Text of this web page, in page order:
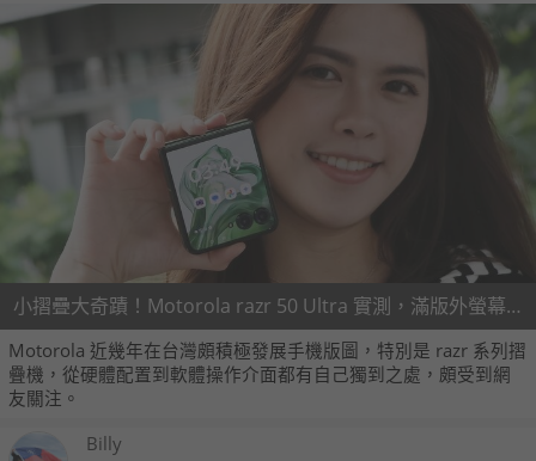
小摺疊大奇蹟！Motorola razr 50 Ultra 實測，滿版外螢幕操作方便、AI 加持體驗升級
Motorola 近幾年在台灣頗積極發展手機版圖，特別是 razr 系列摺
疊機，從硬體配置到軟體操作介面都有自己獨到之處，頗受到網
友關注。
Billy